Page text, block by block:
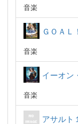
音楽
ＧＯＡＬ
音楽
イーオン
音楽
アサル